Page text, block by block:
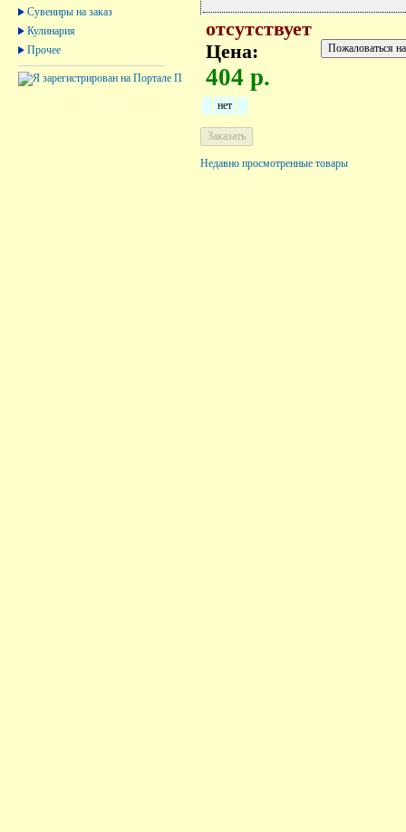
Сувениры на заказ
Кулинария
Прочее
отсутствует
Цена:
404 р.
нет
Недавно просмотренные товары